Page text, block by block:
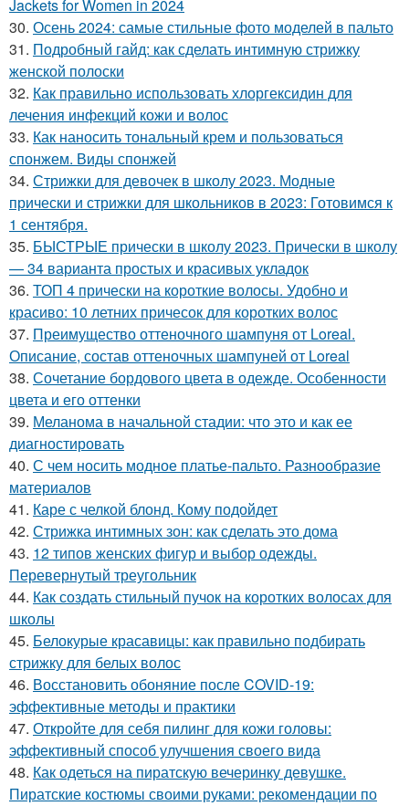
Jackets for Women in 2024
30. Осень 2024: самые стильные фото моделей в пальто
31. Подробный гайд: как сделать интимную стрижку
женской полоски
32. Как правильно использовать хлоргексидин для
лечения инфекций кожи и волос
33. Как наносить тональный крем и пользоваться
спонжем. Виды спонжей
34. Стрижки для девочек в школу 2023. Модные
прически и стрижки для школьников в 2023: Готовимся к
1 сентября.
35. БЫСТРЫЕ прически в школу 2023. Прически в школу
— 34 варианта простых и красивых укладок
36. ТОП 4 прически на короткие волосы. Удобно и
красиво: 10 летних причесок для коротких волос
37. Преимущество оттеночного шампуня от Loreal.
Описание, состав оттеночных шампуней от Loreal
38. Сочетание бордового цвета в одежде. Особенности
цвета и его оттенки
39. Меланома в начальной стадии: что это и как ее
диагностировать
40. С чем носить модное платье-пальто. Разнообразие
материалов
41. Каре с челкой блонд. Кому подойдет
42. Стрижка интимных зон: как сделать это дома
43. 12 типов женских фигур и выбор одежды.
Перевернутый треугольник
44. Как создать стильный пучок на коротких волосах для
школы
45. Белокурые красавицы: как правильно подбирать
стрижку для белых волос
46. Восстановить обоняние после COVID-19:
эффективные методы и практики
47. Откройте для себя пилинг для кожи головы:
эффективный способ улучшения своего вида
48. Как одеться на пиратскую вечеринку девушке.
Пиратские костюмы своими руками: рекомендации по